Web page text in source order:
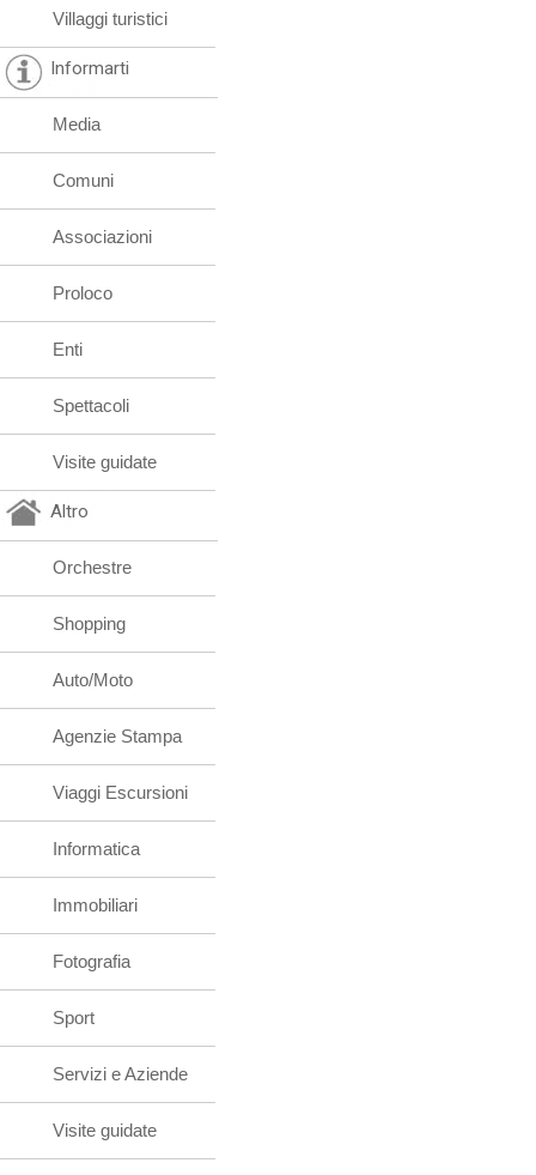
Villaggi turistici
Informarti
Media
Comuni
Associazioni
Proloco
Enti
Spettacoli
Visite guidate
Altro
Orchestre
Shopping
Auto/Moto
Agenzie Stampa
Viaggi Escursioni
Informatica
Immobiliari
Fotografia
Sport
Servizi e Aziende
Visite guidate